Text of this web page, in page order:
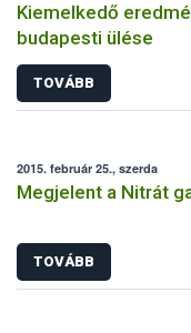
Kiemelkedő
budapesti ülése
TOVÁBB
2015. február 25., szerda
Megjelent a Nitrát
TOVÁBB